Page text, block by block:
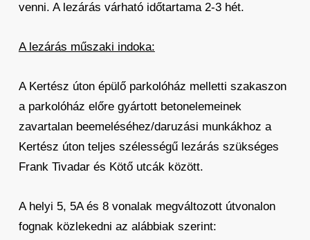
venni. A lezárás várható időtartama 2-3 hét.
A lezárás műszaki indoka:
A Kertész úton épülő parkolóház melletti szakaszon
a parkolóház előre gyártott betonelemeinek
zavartalan beemeléséhez/daruzási munkákhoz a
Kertész úton teljes szélességű lezárás szükséges
Frank Tivadar és Kötő utcák között.
A helyi 5, 5A és 8 vonalak megváltozott útvonalon
fognak közlekedni az alábbiak szerint: